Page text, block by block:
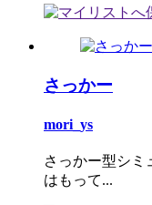
さっかー
mori_ys
さっかー型シミ
はもって...